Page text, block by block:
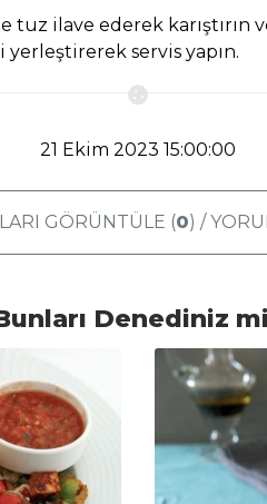
tuz ilave ederek karıştırın
yerleştirerek servis yapın.
21 Ekim 2023 15:00:00
GÖRÜNTÜLE (0) /
Denediniz